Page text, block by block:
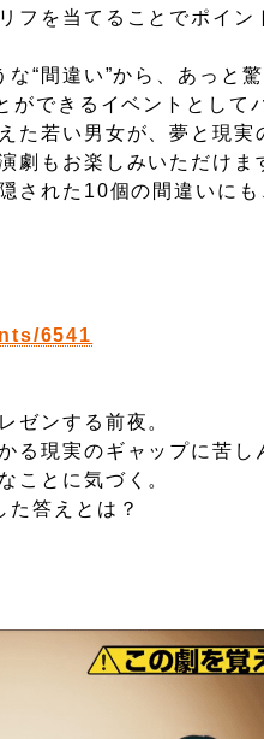
フを当てることでポイ
“間違い”から、あっと
できるイベントとして
若い男女が、夢と現実
劇もお楽しみいただけま
れた10個の間違いにも
6541
ゼンする前夜。
る現実のギャップに苦し
ことに気づく。
答えとは？